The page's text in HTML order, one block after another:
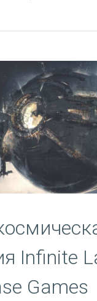
Infinite
Games